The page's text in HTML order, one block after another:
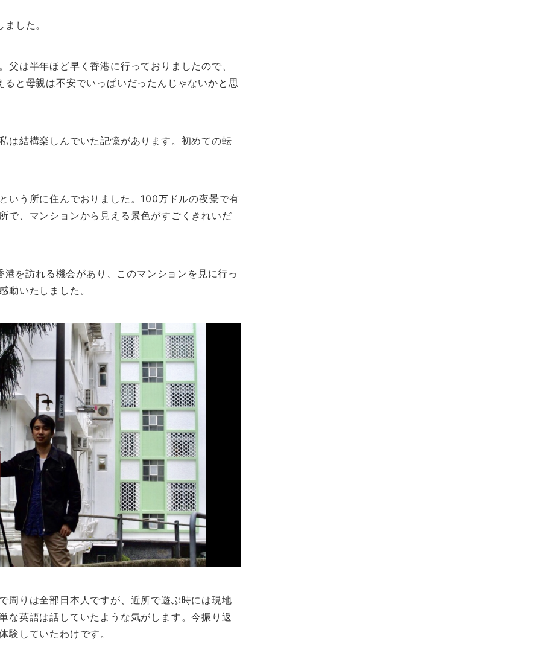
した。
は半年ほど早く香港に行っておりましたので、
と母親は不安でいっぱいだったんじゃないかと思
は結構楽しんでいた記憶があります。初めての転
いう所に住んでおりました。100万ドルの夜景で有
で、マンションから見える景色がすごくきれいだ
を訪れる機会があり、このマンションを見に行っ
動いたしました。
周りは全部日本人ですが、近所で遊ぶ時には現地
な英語は話していたような気がします。今振り返
験していたわけです。